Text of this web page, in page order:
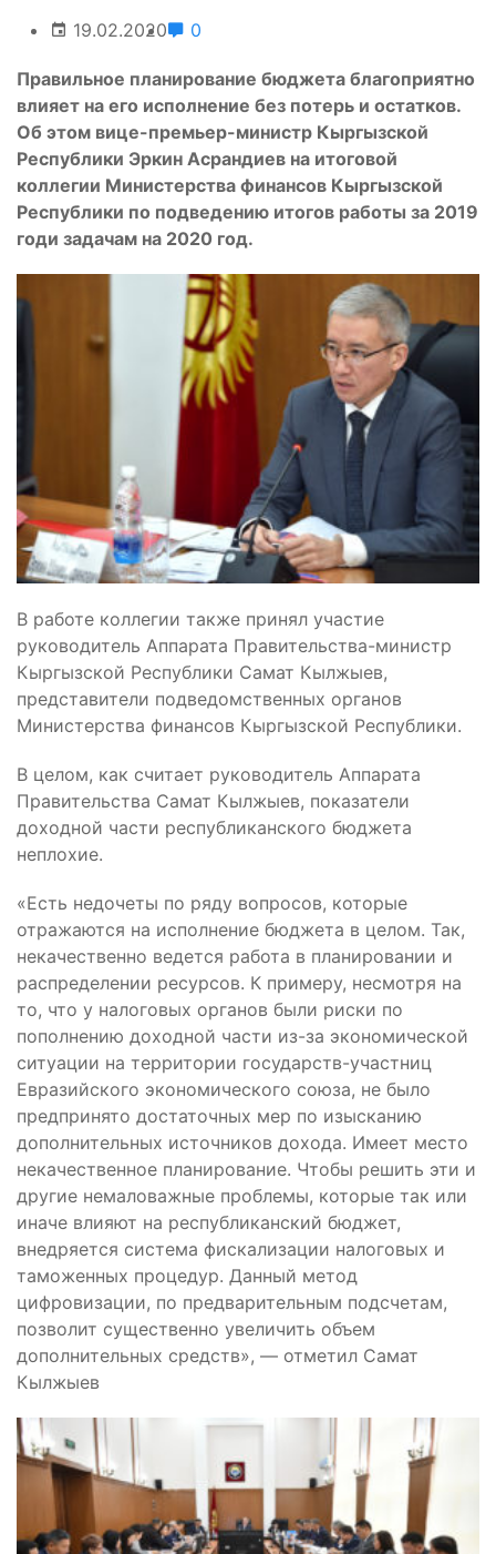
19.02.2020 0
Правильное планирование бюджета благоприятно
влияет на его исполнение без потерь и остатков.
Об этом вице-премьер-министр Кыргызской
Республики Эркин Асрандиев на итоговой
коллегии Министерства финансов Кыргызской
Республики по подведению итогов работы за 2019
годи задачам на 2020 год.
В работе коллегии также принял участие
руководитель Аппарата Правительства-министр
Кыргызской Республики Самат Кылжыев,
представители подведомственных органов
Министерства финансов Кыргызской Республики.
В целом, как считает руководитель Аппарата
Правительства Самат Кылжыев, показатели
доходной части республиканского бюджета
неплохие.
«Есть недочеты по ряду вопросов, которые
отражаются на исполнение бюджета в целом. Так,
некачественно ведется работа в планировании и
распределении ресурсов. К примеру, несмотря на
то, что у налоговых органов были риски по
пополнению доходной части из-за экономической
ситуации на территории государств-участниц
Евразийского экономического союза, не было
предпринято достаточных мер по изысканию
дополнительных источников дохода. Имеет место
некачественное планирование. Чтобы решить эти и
другие немаловажные проблемы, которые так или
иначе влияют на республиканский бюджет,
внедряется система фискализации налоговых и
таможенных процедур. Данный метод
цифровизации, по предварительным подсчетам,
позволит существенно увеличить объем
дополнительных средств», — отметил Самат
Кылжыев